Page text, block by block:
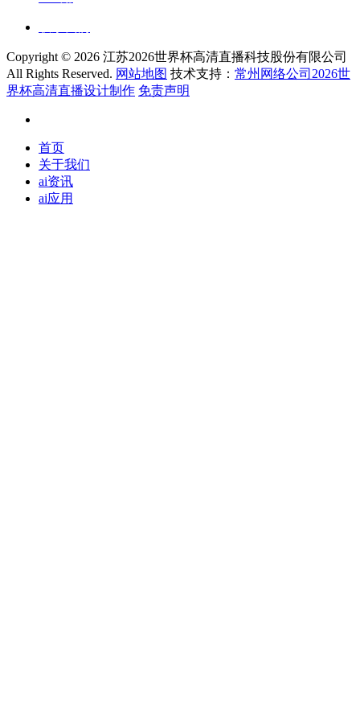
Copyright © 2026 江苏2026世界杯高清直播科技股份有限公司
All Rights Reserved. 网站地图 技术支持： 常州网络公司2026世
界杯高清直播设计制作 免责声明
首页
关于我们
ai资讯
ai应用